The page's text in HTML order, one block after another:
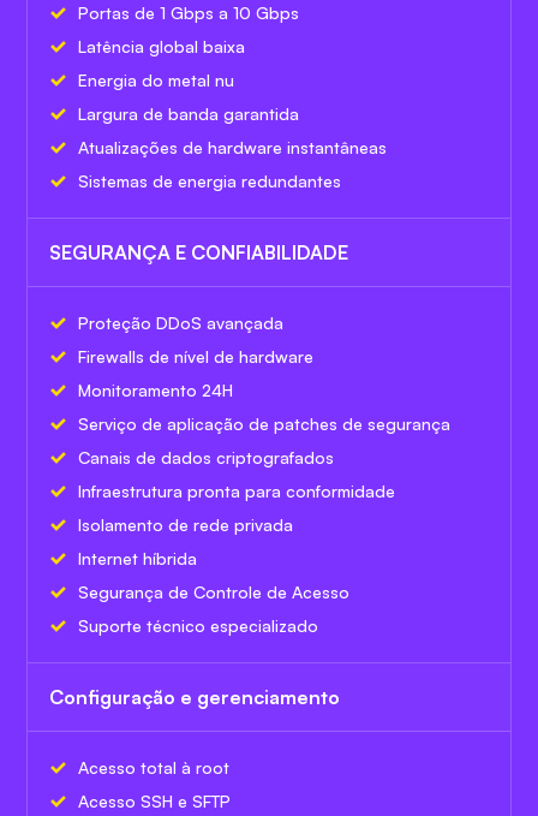
Portas de 1 Gbps a 10 Gbps
Latência global baixa
Energia do metal nu
Largura de banda garantida
Atualizações de hardware instantâneas
Sistemas de energia redundantes
SEGURANÇA E CONFIABILIDADE
Proteção DDoS avançada
Firewalls de nível de hardware
Monitoramento 24H
Serviço de aplicação de patches de segurança
Canais de dados criptografados
Infraestrutura pronta para conformidade
Isolamento de rede privada
Internet híbrida
Segurança de Controle de Acesso
Suporte técnico especializado
Configuração e gerenciamento
Acesso total à root
Acesso SSH e SFTP